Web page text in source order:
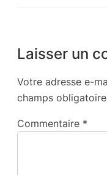
Laisser un
Votre adresse e-
champs
Commentaire *